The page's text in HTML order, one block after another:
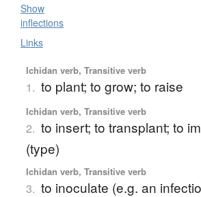
Show
inflections
Links
Ichidan verb, Transitive verb
1. to plant; to grow; to raise
Ichidan verb, Transitive verb
2. to insert; to transplant; to
(type)
Ichidan verb, Transitive verb
3. to inoculate (e.g. an